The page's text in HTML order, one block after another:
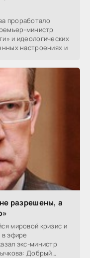
проработало
министр
и идеологических
настроениях и
разрешены, а
мировой кризис и
эфире
экс-министр
Добрый